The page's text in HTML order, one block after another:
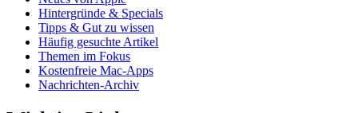
Hintergründe & Specials
Tipps & Gut zu wissen
Häufig gesuchte Artikel
Themen im Fokus
Kostenfreie Mac-Apps
Nachrichten-Archiv